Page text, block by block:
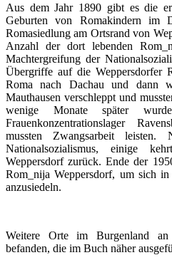
Aus dem Jahr 1890 gibt es die
Geburten von Romakindern im
Romasiedlung am Ortsrand von
Anzahl der dort lebenden
Machtergreifung der
Übergriffe auf die Weppersdorfer
Roma nach Dachau und dann
Mauthausen verschleppt und
wenige Monate später
Frauenkonzentrationslager
mussten Zwangsarbeit
Nationalsozialismus, einige
Weppersdorf zurück. Ende der
Rom_nija Weppersdorf, um sich
anzusiedeln.
Weitere Orte im Burgenland an
befanden, die im Buch näher